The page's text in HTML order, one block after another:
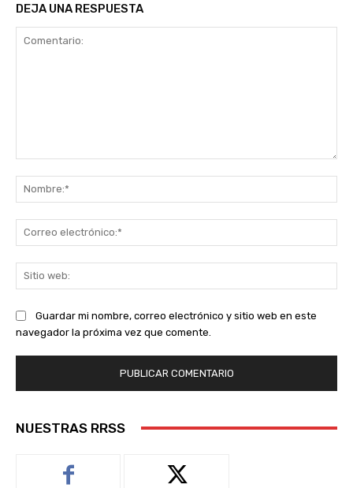
DEJA UNA RESPUESTA
Guardar mi nombre, correo electrónico y sitio web en este
navegador la próxima vez que comente.
NUESTRAS RRSS